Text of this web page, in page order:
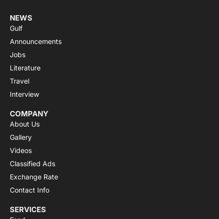
NEWS
Gulf
Announcements
Jobs
Literature
Travel
Interview
COMPANY
About Us
Gallery
Videos
Classified Ads
Exchange Rate
Contact Info
SERVICES